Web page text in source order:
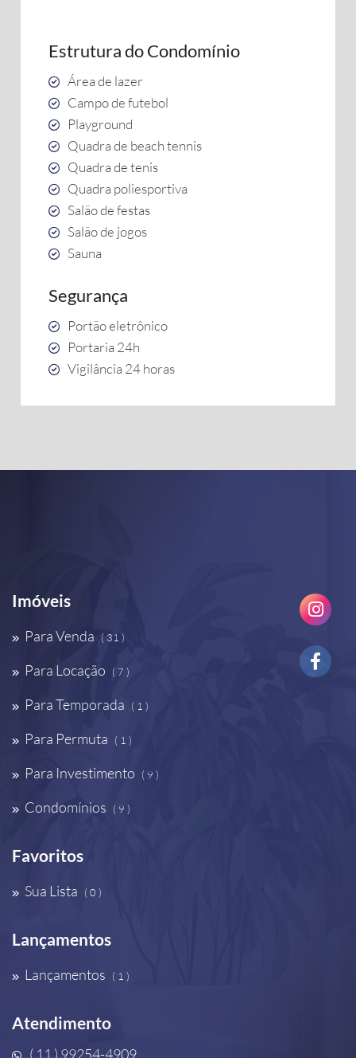
Estrutura do Condomínio
Área de lazer
Campo de futebol
Playground
Quadra de beach tennis
Quadra de tenis
Quadra poliesportiva
Salão de festas
Salão de jogos
Sauna
Segurança
Portão eletrônico
Portaria 24h
Vigilância 24 horas
Imóveis
Para Venda ( 31 )
Para Locação ( 7 )
Para Temporada ( 1 )
Para Permuta ( 1 )
Para Investimento ( 9 )
Condomínios ( 9 )
Favoritos
Sua Lista ( 0 )
Lançamentos
Lançamentos ( 1 )
Atendimento
( 11 ) 99254-4909